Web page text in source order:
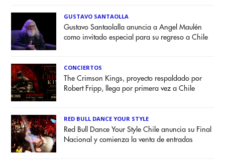
GUSTAVO SANTAOLLA
Gustavo Santaolalla anuncia a Angel Maulén
como invitado especial para su regreso a Chile
CONCIERTOS
The Crimson Kings, proyecto respaldado por
Robert Fripp, llega por primera vez a Chile
RED BULL DANCE YOUR STYLE
Red Bull Dance Your Style Chile anuncia su Final
Nacional y comienza la venta de entradas